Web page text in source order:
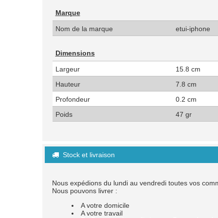
Marque
Nom de la marque etui-iphone
Dimensions
Largeur
15.8 cm
Hauteur
7.8 cm
Profondeur
0.2 cm
Poids
47 gr
 Stock et livraison
Nous expédions du lundi au vendredi toutes vos
Nous pouvons livrer :
A votre domicile
A votre travail